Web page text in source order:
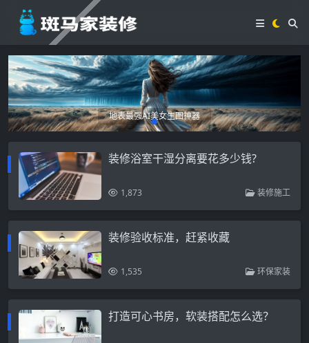
地表最强AI美女生图神器
装修浴室干湿分离要花多少钱?
1,873 装修施工
装修验收标准，赶紧收藏
1,535 环保家装
打造可心书房，软装搭配怎么选？